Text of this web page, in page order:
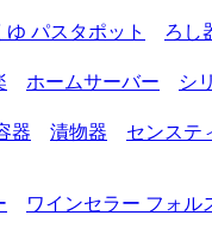
ゆ パスタポット
ろし
ホームサーバー
シ
器 漬物器 センステ
ワインセラー フォル